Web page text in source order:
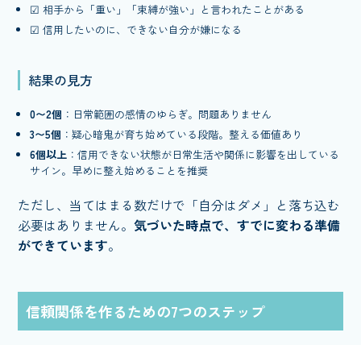
☑ 相手から「重い」「束縛が強い」と言われたことがある
☑ 信用したいのに、できない自分が嫌になる
結果の見方
0〜2個 ：日常範囲の感情のゆらぎ。問題ありません
3〜5個 ：疑心暗鬼が育ち始めている段階。整える価値あり
6個以上 ：信用できない状態が日常生活や関係に影響を出している
サイン。早めに整え始めることを推奨
ただし、当てはまる数だけで「自分はダメ」と落ち込む
必要はありません。気づいた時点で、すでに変わる準備
ができています。
信頼関係を作るための7つのステップ